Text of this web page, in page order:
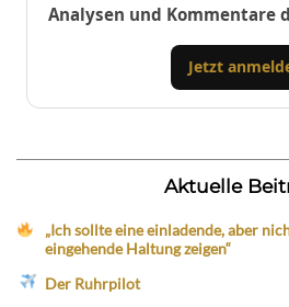
Analysen und Kommentare
Jetzt
Aktuelle
„Ich sollte eine einladende, aber
eingehende Haltung zeigen“
Der Ruhrpilot